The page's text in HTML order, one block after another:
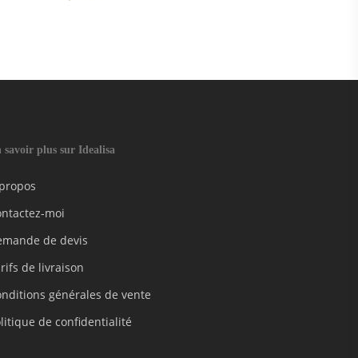
savoir plus sur Idealisa
moi
de devis
de livraison
générales de vente
de confidentialité